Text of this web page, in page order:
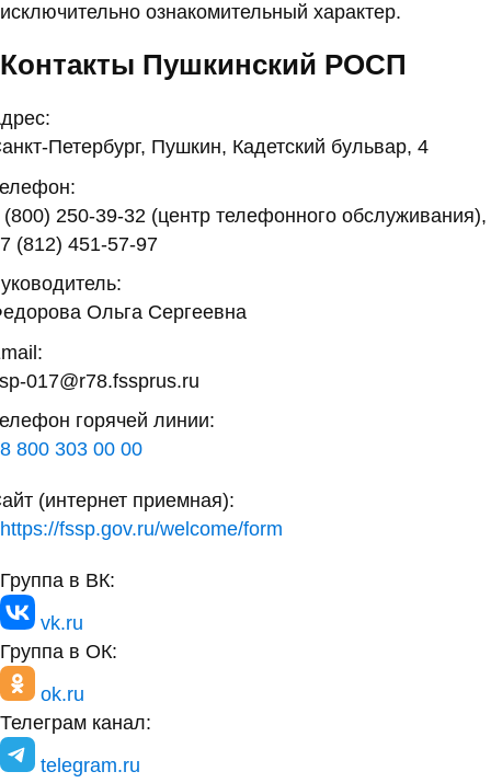
исключительно ознакомительный характер.
Контакты Пушкинский РОСП
Петербург, Пушкин, Кадетский бульвар, 4
(800) 250-39-32 (центр телефонного обслуживания),
(812) 451-57-97
Ольга Сергеевна
017@r78.fssprus.ru
горячей линии:
8 800 303 00 00
(интернет приемная):
https://fssp.gov.ru/welcome/form
Группа в ВК:
vk.ru
Группа в ОК:
ok.ru
Телеграм канал:
telegram.ru